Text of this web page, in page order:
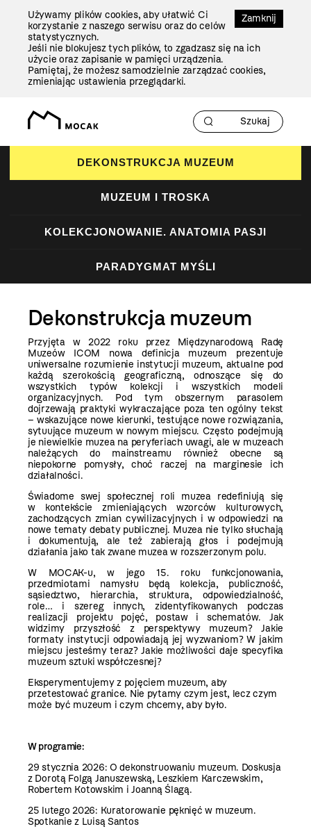
Zamknij
Używamy plików cookies, aby ułatwić Ci
korzystanie z naszego serwisu oraz do celów
statystycznych.
Jeśli nie blokujesz tych plików, to zgadzasz się na ich
użycie oraz zapisanie w pamięci urządzenia.
Pamiętaj, że możesz samodzielnie zarządzać cookies,
zmieniając ustawienia przeglądarki.
DEKONSTRUKCJA MUZEUM
MUZEUM I TROSKA
KOLEKCJONOWANIE. ANATOMIA PASJI
PARADYGMAT MYŚLI
Dekonstrukcja muzeum
Przyjęta w 2022 roku przez Międzynarodową Radę
Muzeów ICOM nowa definicja muzeum prezentuje
uniwersalne rozumienie instytucji muzeum, aktualne pod
każdą szerokością geograficzną, odnoszące się do
wszystkich typów kolekcji i wszystkich modeli
organizacyjnych. Pod tym obszernym parasolem
dojrzewają praktyki wykraczające poza ten ogólny tekst
– wskazujące nowe kierunki, testujące nowe rozwiązania,
sytuujące muzeum w nowym miejscu. Często podejmują
je niewielkie muzea na peryferiach uwagi, ale w muzeach
należących do mainstreamu również obecne są
niepokorne pomysły, choć raczej na marginesie ich
działalności.
Świadome swej społecznej roli muzea redefiniują się
w kontekście zmieniających wzorców kulturowych,
zachodzących zmian cywilizacyjnych i w odpowiedzi na
nowe tematy debaty publicznej. Muzea nie tylko słuchają
i dokumentują, ale też zabierają głos i podejmują
działania jako tak zwane muzea w rozszerzonym polu.
W MOCAK-u, w jego 15. roku funkcjonowania,
przedmiotami namysłu będą kolekcja, publiczność,
sąsiedztwo, hierarchia, struktura, odpowiedzialność,
role… i szereg innych, zidentyfikowanych podczas
realizacji projektu pojęć, postaw i schematów. Jak
widzimy przyszłość z perspektywy muzeum? Jakie
formaty instytucji odpowiadają jej wyzwaniom? W jakim
miejscu jesteśmy teraz? Jakie możliwości daje specyfika
muzeum sztuki współczesnej?
Eksperymentujemy z pojęciem muzeum, aby
przetestować granice. Nie pytamy czym jest, lecz czym
może być muzeum i czym chcemy, aby było.
W programie:
29 stycznia 2026: O dekonstruowaniu muzeum. Doskusja
z Dorotą Folgą Januszewską, Leszkiem Karczewskim,
Robertem Kotowskim i Joanną Ślagą.
25 lutego 2026: Kuratorowanie pęknięć w muzeum.
Spotkanie z Luisą Santos